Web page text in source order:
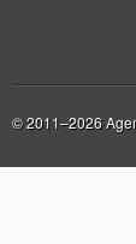
© 2011–2026